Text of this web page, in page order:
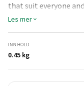
that suit everyone
Les mer
INNHOLD
0.45 kg